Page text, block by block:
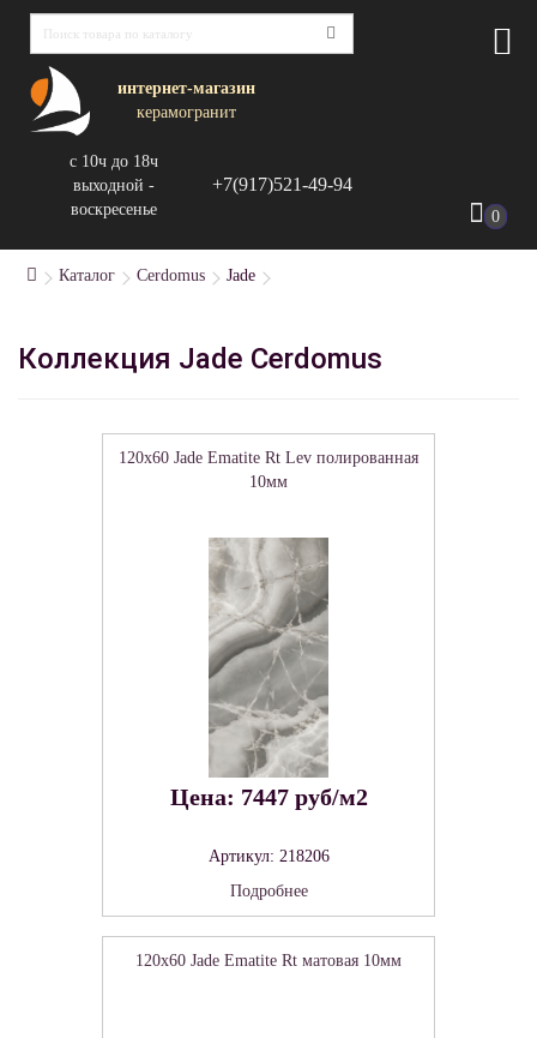
интернет-магазин
керамогранит
с 10ч до 18ч
выходной -
воскресенье
+7(917)521-49-94
0
Каталог Cerdomus Jade
Коллекция Jade Cerdomus
120x60 Jade Ematite Rt Lev полированная
10мм
Цена: 7447 руб/м2
Артикул: 218206
Подробнее
120x60 Jade Ematite Rt матовая 10мм